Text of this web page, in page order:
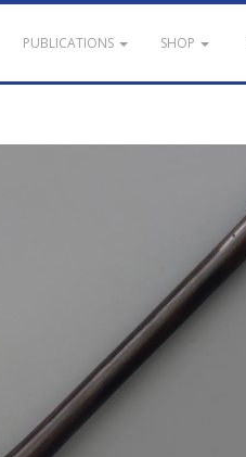
PUBLICATIONS SHOP